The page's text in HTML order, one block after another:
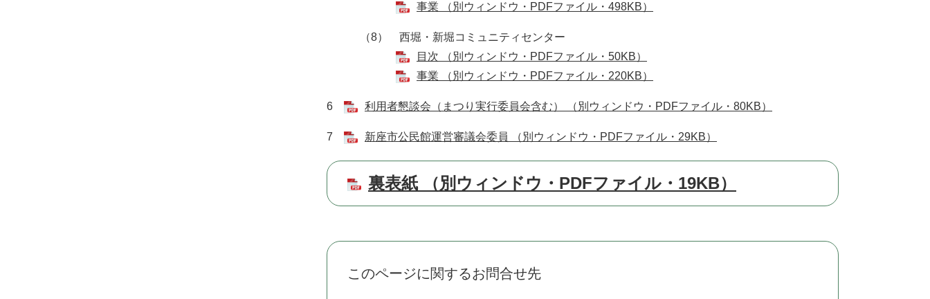
事業 （別ウィンドウ・PDFファイル・498KB）
（8） 西堀・新堀コミュニティセンター
目次 （別ウィンドウ・PDFファイル・50KB）
事業 （別ウィンドウ・PDFファイル・220KB）
6 利用者懇談会（まつり実行委員会含む） （別ウィンドウ・PDFファイル・80KB）
7 新座市公民館運営審議会委員 （別ウィンドウ・PDFファイル・29KB）
裏表紙 （別ウィンドウ・PDFファイル・19KB）
このページに関するお問合せ先